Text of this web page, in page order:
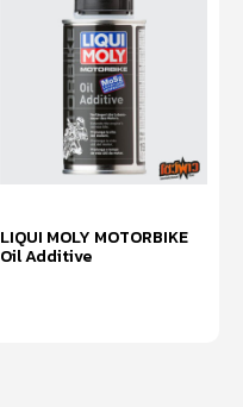
LIQUI MOLY MOTORBIKE
Oil Additive